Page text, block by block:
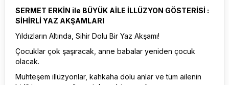
SERMET ERKİN ile BÜYÜK AİLE İLLÜZYON GÖSTERİSİ :
SİHİRLİ YAZ AKŞAMLARI
Yıldızların Altında, Sihir Dolu Bir Yaz Akşamı!
Çocuklar çok şaşıracak, anne babalar yeniden çocuk
olacak.
Muhteşem illüzyonlar, kahkaha dolu anlar ve tüm ailenin